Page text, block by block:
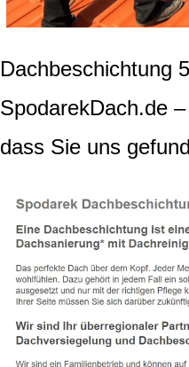
Dachbeschichtung
SpodarekDach.de
dass Sie uns